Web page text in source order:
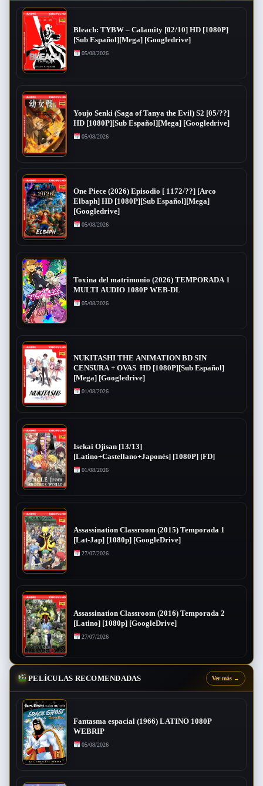
Bleach: TYBW – Calamity [02/10] HD [1080P]
[Sub Español][Mega] [Googledrive]
05/08/2026
Youjo Senki (Saga of Tanya the Evil) S2 [05/??]
HD [1080P][Sub Español][Mega] [Googledrive]
05/08/2026
One Piece (2026) Episodio [ 1172/??] [Arco
Elbaph] HD [1080P][Sub Español][Mega]
[Googledrive]
05/08/2026
Toxina del matrimonio (2026) TEMPORADA 1
MULTI AUDIO 1080P WEB-DL
05/08/2026
NUKITASHI THE ANIMATION BD SIN
CENSURA + OVAS HD [1080P][Sub Español]
[Mega] [Googledrive]
01/08/2026
Isekai Ojisan [13/13]
[Latino+Castellano+Japonés] [1080P] [FD]
01/08/2026
Assassination Classroom (2015) Temporada 1
[Lat-Jap] [1080p] [GoogleDrive]
27/07/2026
Assassination Classroom (2016) Temporada 2
[Latino] [1080p] [GoogleDrive]
27/07/2026
PELÍCULAS RECOMENDADAS Ver más →
Fantasma espacial (1966) LATINO 1080P
WEBRIP
05/08/2026